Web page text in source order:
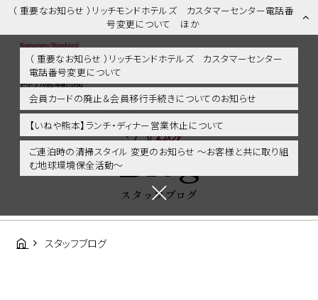
（ 重要なお知らせ ）リッチモンドホテルズ カスタマーセンター電話番
号変更について ほか
（ 重要なお知らせ ）リッチモンドホテルズ カスタマーセンター
電話番号変更について
会員カードの廃止＆会員移行手続きについてのお知らせ
【いねや熊本】ランチ・ディナー営業休止について
ご連泊時の清掃スタイル 変更のお知らせ ～お客様と共に取り組
む地球環境保全活動～
スタッフブログ | 熊本市内・新市街・熊本城に好アクセス！リッチモン
ドホテル熊本新市街
Blog
Blog
スタッフブログ
スタッフブログ